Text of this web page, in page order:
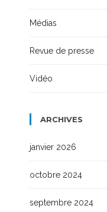
Médias
Revue de presse
Vidéo
ARCHIVES
janvier 2026
octobre 2024
septembre 2024